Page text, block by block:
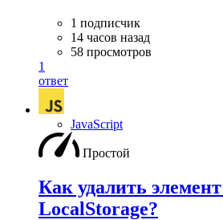
1 подписчик
14 часов назад
58 просмотров
1
ответ
JavaScript
Простой
Как удалить
LocalStorage?